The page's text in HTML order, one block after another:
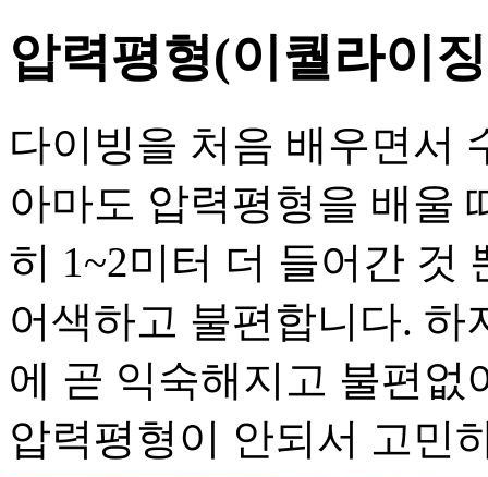
압력평형(이퀄라이
다이빙을 처음 배우면서
아마도 압력평형을 배울
히 1~2미터 더 들어간 것
어색하고 불편합니다.
에 곧 익숙해지고 불편없
압력평형이 안되서 고민